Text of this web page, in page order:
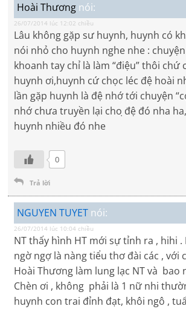
Hoài Thương nói:
26/07/2014 lúc 12:02 chiều
Lâu không gặp sư huynh, huynh có
nói nhỏ cho huynh nghe nhe :
khoanh tay chỉ là làm “điệu” thôi chứ
huynh ơi,huynh cứ chọc léc đệ hoài
lần gặp huynh là đệ nhớ tới chuyện
nhớ chưa truyền lại cho ̣đệ đó nha
huynh nhiều đó nhe
0
Trả lời
NGUYEN TUYET nói:
26/07/2014 lúc 10:04 chiều
NT thấy hình HT mới sự tỉnh ra , hihi .
ngờ ngợ là nàng tiểu thơ đài các , với
Hoài Thương làm lung lạc NT và bao
Chèn ơi , không phải là 1 nữ nhi
huynh con trai đỉnh đạt, khôi ngô ,